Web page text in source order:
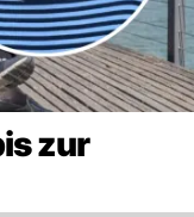
zur